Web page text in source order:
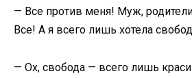
— Все против меня! Муж,
Все! А я всего лишь хотела
— Ох, свобода — всего лишь